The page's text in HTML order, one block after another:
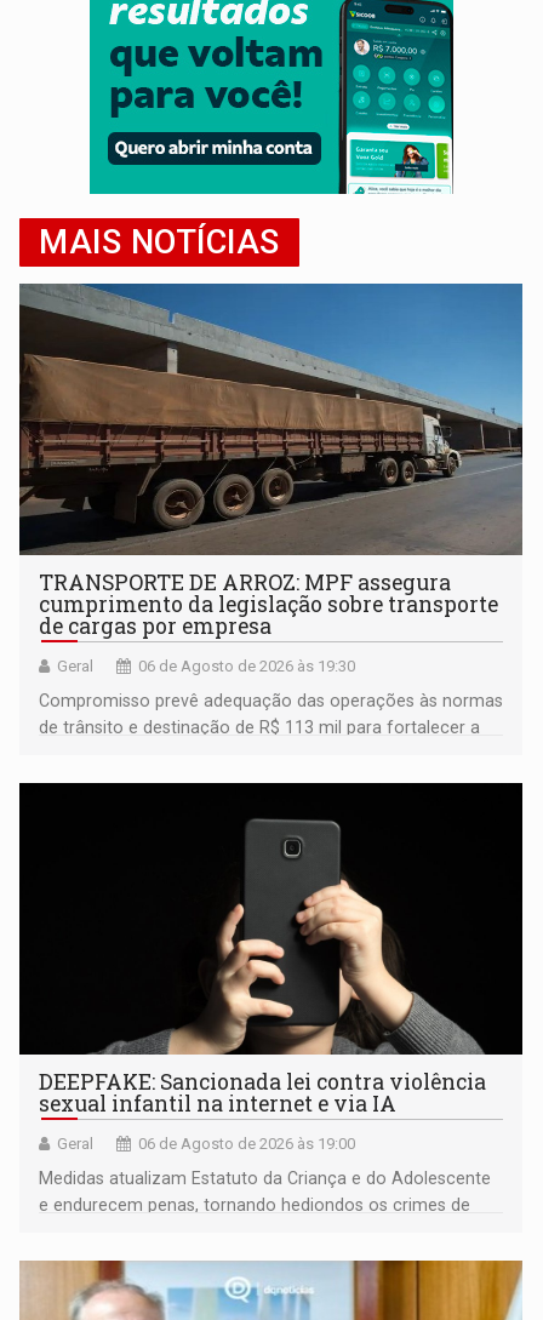
MAIS NOTÍCIAS
TRANSPORTE DE ARROZ: MPF assegura
cumprimento da legislação sobre transporte
de cargas por empresa
Geral 06 de Agosto de 2026 às 19:30
Compromisso prevê adequação das operações às normas
de trânsito e destinação de R$ 113 mil para fortalecer a
DEEPFAKE: Sancionada lei contra violência
sexual infantil na internet e via IA
Geral 06 de Agosto de 2026 às 19:00
Medidas atualizam Estatuto da Criança e do Adolescente
e endurecem penas, tornando hediondos os crimes de